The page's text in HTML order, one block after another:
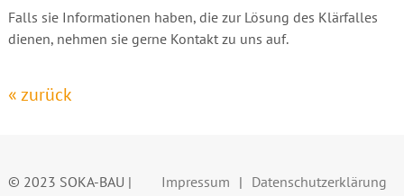
Falls sie Informationen haben, die zur Lösung des Klärfalles
dienen, nehmen sie gerne Kontakt zu uns auf.
« zurück
© 2023 SOKA-BAU |
Impressum Datenschutzerklärung